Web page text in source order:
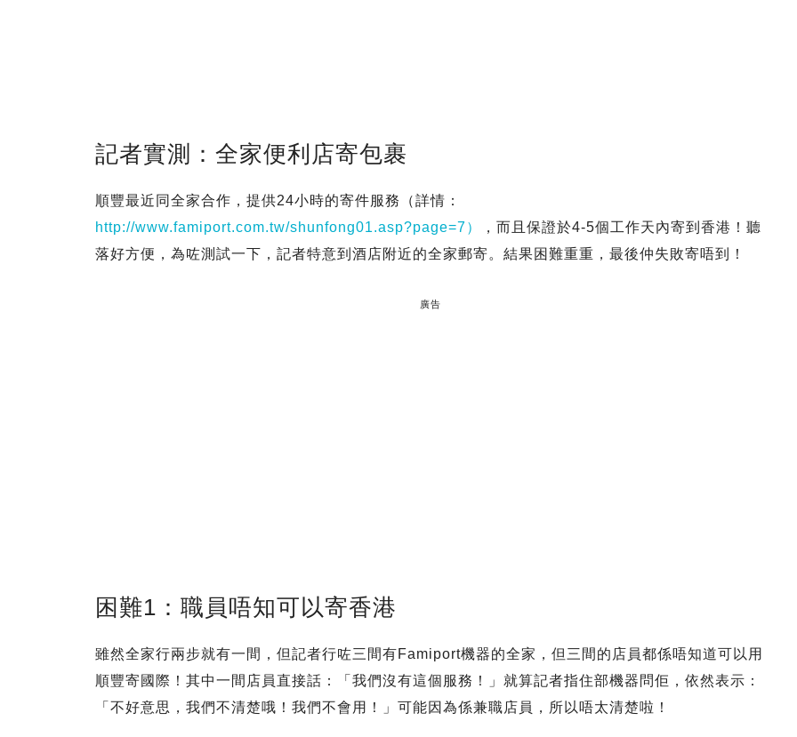
記者實測：全家便利店寄包裹
順豐最近同全家合作，提供24小時的寄件服務（詳情：
http://www.famiport.com.tw/shunfong01.asp?page=7）
，而且保證於4-5個工作天內寄到香港！聽
落好方便，為咗測試一下，記者特意到酒店附近的全家郵寄。結果困難重重，最後仲失敗寄唔到！
廣告
困難1：職員唔知可以寄香港
雖然全家行兩步就有一間，但記者行咗三間有Famiport機器的全家，但三間的店員都係唔知道可以用
順豐寄國際！其中一間店員直接話：「我們沒有這個服務！」就算記者指住部機器問佢，依然表示：
「不好意思，我們不清楚哦！我們不會用！」可能因為係兼職店員，所以唔太清楚啦！